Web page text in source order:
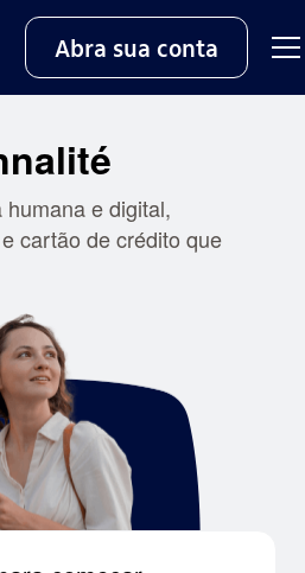
Abra sua conta
cartão de crédito que